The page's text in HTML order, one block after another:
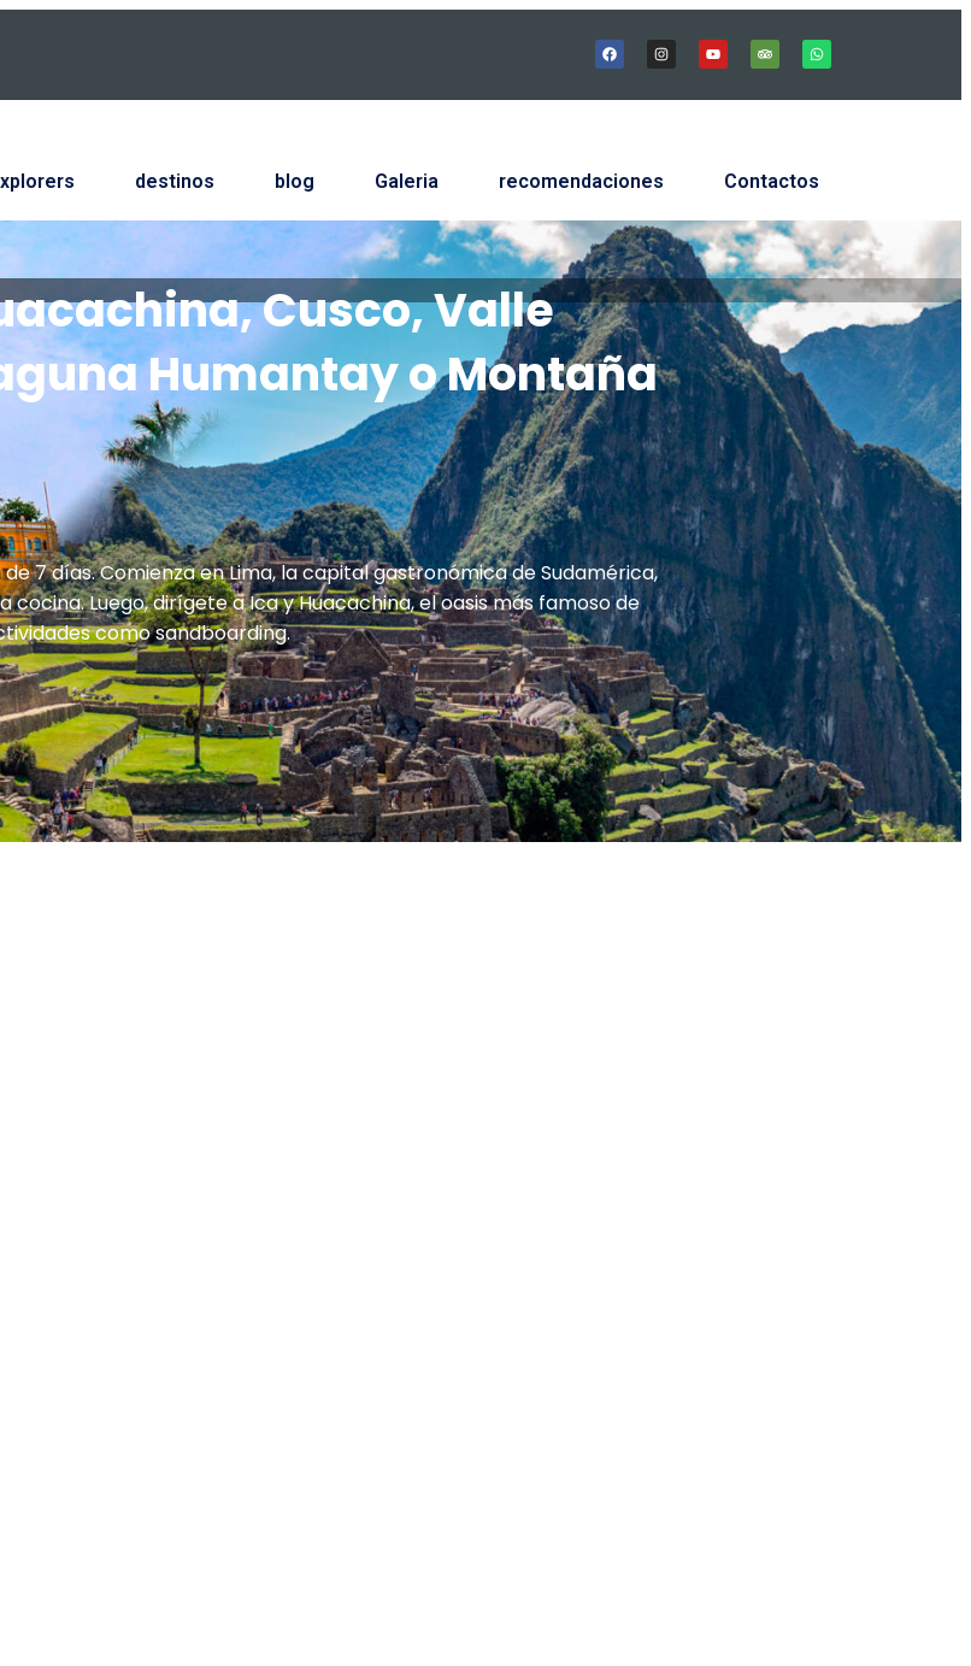
destinos blog Galeria recomendaciones Contactos
Cusco, Valle
Humantay o Montaña
7 días. Comienza en Lima, la capital gastronómica de Sudamérica,
Luego, dirígete a Ica y Huacachina, el oasis más famoso de
como sandboarding.